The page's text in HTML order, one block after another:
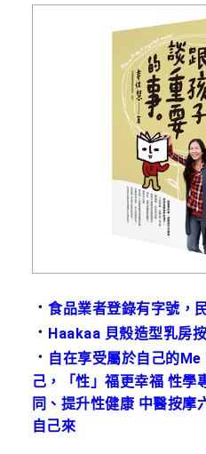
．食品業者登錄有字號，
． Haakaa 貝殼造型乳房
． 自在享受屬於自己的
己，「性」福更幸福 性學
同、提升性健康 中醫按摩
自己來